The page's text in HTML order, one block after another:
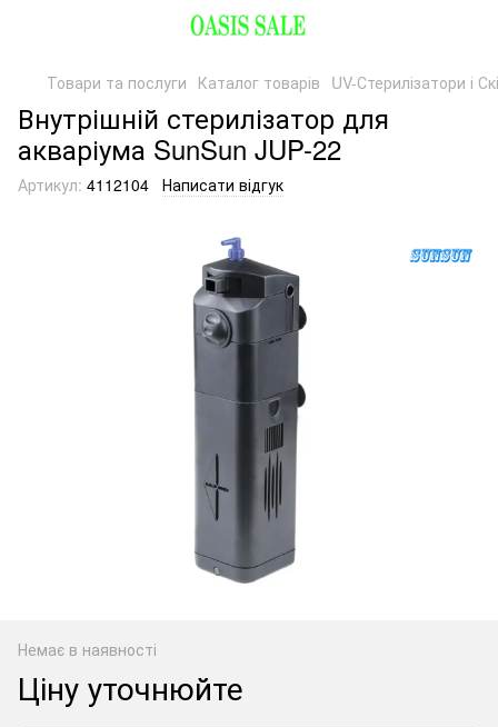
Товари та послуги Каталог товарів UV-Стерилізатори і
Внутрішній стерилізатор для
акваріума SunSun JUP-22
Артикул: 4112104 Написати відгук
Немає в наявності
Ціну уточнюйте